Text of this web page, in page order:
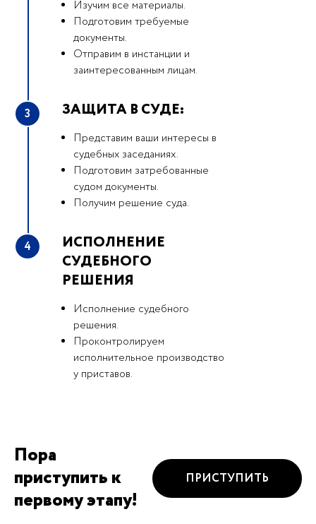
Изучим все материалы.
Подготовим требуемые
документы.
Отправим в инстанции и
заинтересованным лицам.
3 ЗАЩИТА В СУДЕ:
Представим ваши интересы в
судебных заседаниях.
Подготовим затребованные
судом документы.
Получим решение суда.
4
ИСПОЛНЕНИЕ
СУДЕБНОГО
РЕШЕНИЯ
Исполнение судебного
решения.
Проконтролируем
исполнительное производство
у приставов.
Пора
приступить к
первому этапу!
ПРИСТУПИТЬ